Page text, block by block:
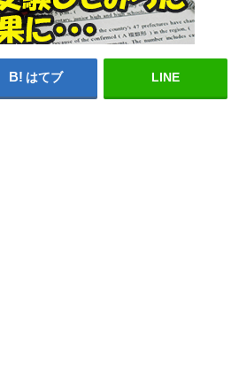
はてブ LINE